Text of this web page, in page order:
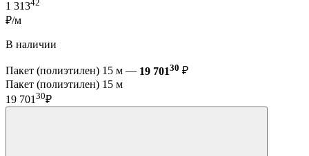
1 31342
₽/м
В наличии
Пакет (полиэтилен) 15 м — 19 70130 ₽
Пакет (полиэтилен) 15 м
19 701 30₽